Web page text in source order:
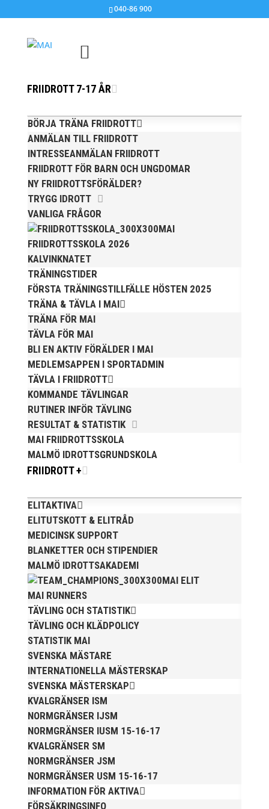
040-86 900
FRIIDROTT 7-17 ÅR
BÖRJA TRÄNA FRIIDROTT
ANMÄLAN TILL FRIIDROTT
INTRESSEANMÄLAN FRIIDROTT
FRIIDROTT FÖR BARN OCH UNGDOMAR
NY FRIIDROTTSFÖRÄLDER?
TRYGG IDROTT
VANLIGA FRÅGOR
MAI
FRIIDROTTSSKOLA 2026
KALVINKNATET
TRÄNINGSTIDER
FÖRSTA TRÄNINGSTILLFÄLLE HÖSTEN 2025
TRÄNA & TÄVLA I MAI
TRÄNA FÖR MAI
TÄVLA FÖR MAI
BLI EN AKTIV FÖRÄLDER I MAI
MEDLEMSAPPEN I SPORTADMIN
TÄVLA I FRIIDROTT
KOMMANDE TÄVLINGAR
RUTINER INFÖR TÄVLING
RESULTAT & STATISTIK
MAI FRIIDROTTSSKOLA
MALMÖ IDROTTSGRUNDSKOLA
FRIIDROTT +
ELITAKTIVA
ELITUTSKOTT & ELITRÅD
MEDICINSK SUPPORT
BLANKETTER OCH STIPENDIER
MALMÖ IDROTTSAKADEMI
MAI ELIT
MAI RUNNERS
TÄVLING OCH STATISTIK
TÄVLING OCH KLÄDPOLICY
STATISTIK MAI
SVENSKA MÄSTARE
INTERNATIONELLA MÄSTERSKAP
SVENSKA MÄSTERSKAP
KVALGRÄNSER ISM
NORMGRÄNSER IJSM
NORMGRÄNSER IUSM 15-16-17
KVALGRÄNSER SM
NORMGRÄNSER JSM
NORMGRÄNSER USM 15-16-17
INFORMATION FÖR AKTIVA
FÖRSÄKRINGSINFO
nov 10, 2015|Okategoriserade
Nu finns det en preliminär lista på klubbmästarna
i årsklasserna 10-14 år, plaketterna
kommer att delas ut på UU:s julavslutning 22
november.
Vi är tacksamma för kompletteringar och
eventuella rättelser.
Observera att det enbart gäller tävlingar
utomhus.
Maila till: info@mai.se
>>Ladda ner klubbmästare 2015 som PDF-fil
Publicerat tidigare
Bilder från Stafett-SM 2026. Foto: Thomas
Leandersson Fler bilder från MAI:s Årsmöte 2026
Anders Hallström, 55, blir ny klubbchef i MAI. Han
börjar sin anställning den 13 april. Anders har ett
brett idrottsintresse och har bland annat fungerat
som tränare inom hockeyn i Trelleborg och fotbollen i
Höllviken tidigare. I fortsättningen blir det dock
friidrott...